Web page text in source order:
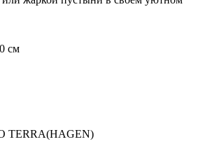
см
TERRA(HAGEN)